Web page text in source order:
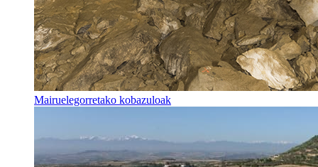
Mairuelegorretako kobazuloak